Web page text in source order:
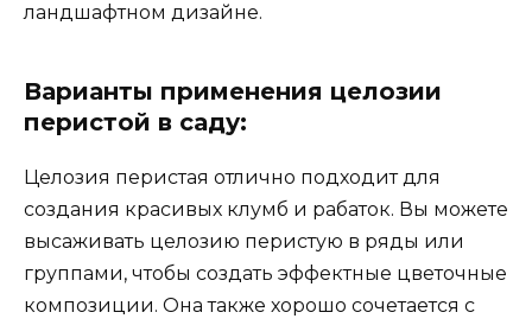
ландшафтном дизайне.
Варианты применения целозии
перистой в саду:
Целозия перистая отлично подходит для
создания красивых клумб и рабаток. Вы можете
высаживать целозию перистую в ряды или
группами, чтобы создать эффектные цветочные
композиции. Она также хорошо сочетается с